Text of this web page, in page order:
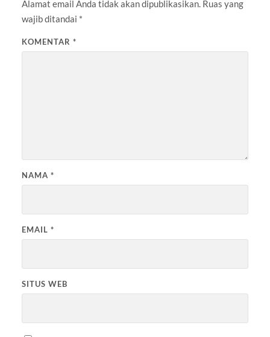
Alamat email Anda tidak akan dipublikasikan. Ruas yang
wajib ditandai *
KOMENTAR *
NAMA *
EMAIL *
SITUS WEB